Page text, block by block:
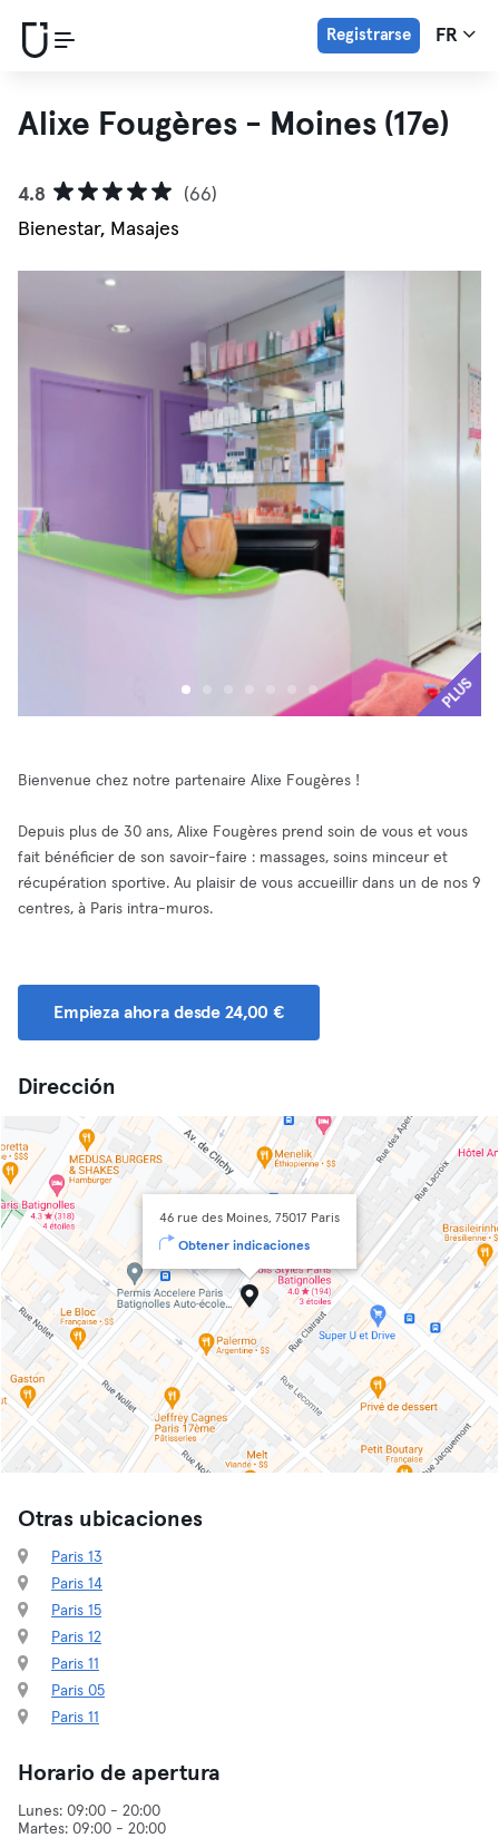
Registrarse FR
Alixe Fougères - Moines (17e)
4.8
(66)
Bienestar, Masajes
PLUS
Bienvenue chez notre partenaire Alixe Fougères !
Depuis plus de 30 ans, Alixe Fougères prend soin de vous et vous
fait bénéficier de son savoir-faire : massages, soins minceur et
récupération sportive. Au plaisir de vous accueillir dans un de nos 9
centres, à Paris intra-muros.
Empieza ahora desde 24,00 €
Dirección
46 rue des Moines, 75017 Paris
Obtener indicaciones
Otras ubicaciones
Paris 13
Paris 14
Paris 15
Paris 12
Paris 11
Paris 05
Paris 11
Horario de apertura
Lunes: 09:00 - 20:00
Martes: 09:00 - 20:00